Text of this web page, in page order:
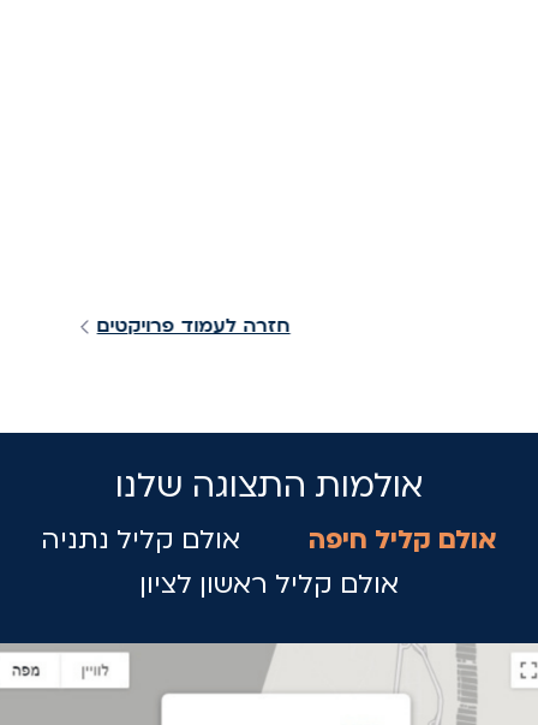
חזרה לעמוד פרויקטים
אולמות התצוגה שלנו
אולם קליל חיפה
אולם קליל נתניה
אולם קליל ראשון לציון